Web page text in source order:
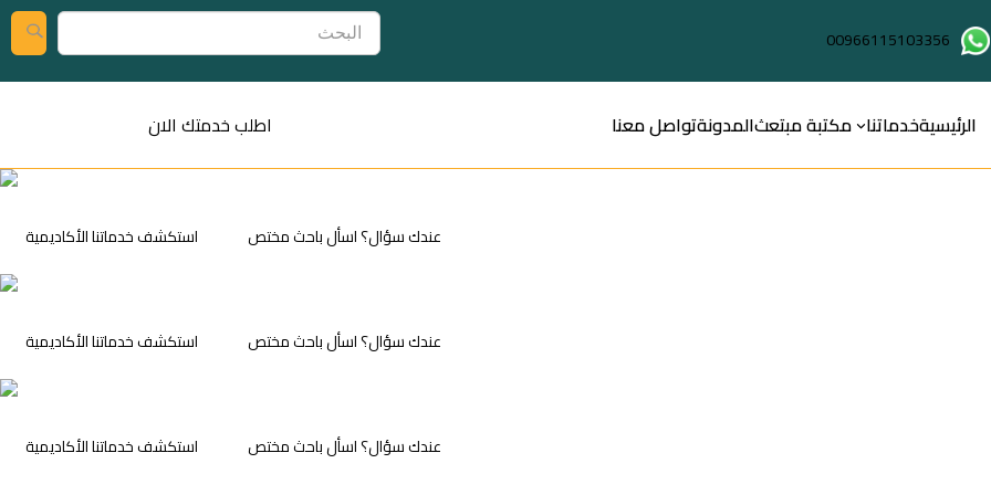
00966115103356
الرئيسيةخدماتنا مكتبة مبتعثالمدونةتواصل معنا اطلب خدمتك الان
⁠استكشف خدماتنا الأكاديمية عندك سؤال؟ اسأل باحث مختص
⁠استكشف خدماتنا الأكاديمية عندك سؤال؟ اسأل باحث مختص
⁠استكشف خدماتنا الأكاديمية عندك سؤال؟ اسأل باحث مختص